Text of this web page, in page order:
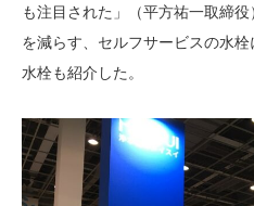
も注目された」（平方祐一取締
を減らす、セルフサービスの水
水栓も紹介した。